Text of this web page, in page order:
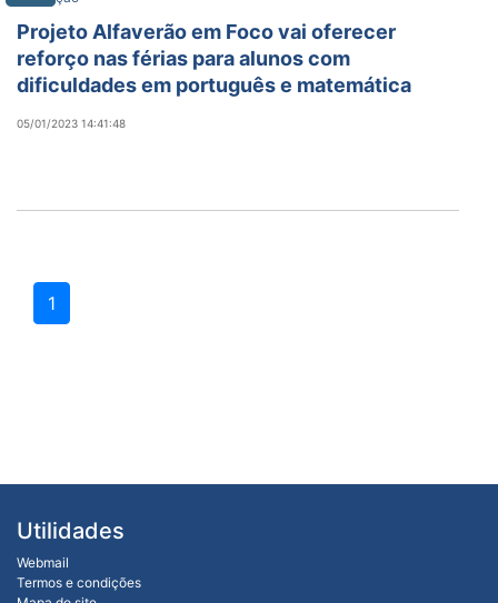
Projeto Alfaverão em Foco vai oferecer
reforço nas férias para alunos com
dificuldades em português e matemática
05/01/2023 14:41:48
1
Utilidades
Webmail
Termos e condições